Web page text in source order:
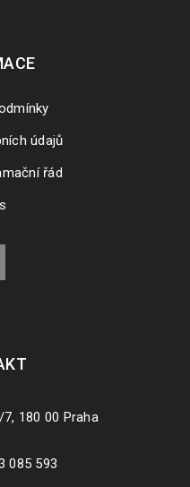
údajů
řád
180 00 Praha
085 593